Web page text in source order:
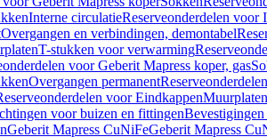
Interne circulatieReserveonderdelen voor
Overgangen en verbindingen, demontabel
T-stukken voor verwarming
voor Geberit Mapress koper, gas
Overgangen permanent
voor EindkappenMuurplaten
voor buizen en fittingen
Geberit Mapress CuNiFeGeberit Mapress